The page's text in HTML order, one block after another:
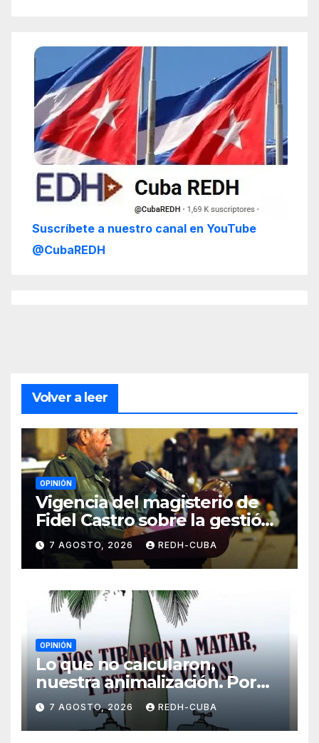
Suscríbete a nuestro canal en YouTube
@CubaREDH
Volver a leer
OPINIÓN
Vigencia del magisterio de
Fidel Castro sobre la gestión
del liderazgo revolucionario.
Por Jorge Luís Guach Estévez
7 AGOSTO, 2026 REDH-CUBA
OPINIÓN
Lo que no calcularon,
nuestra animalización. Por
Laidi Fernández de Juan
7 AGOSTO, 2026 REDH-CUBA